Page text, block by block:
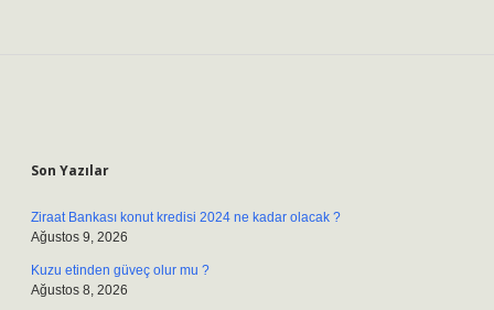
Son Yazılar
Ziraat Bankası konut kredisi 2024 ne kadar olacak ?
Ağustos 9, 2026
Kuzu etinden güveç olur mu ?
Ağustos 8, 2026